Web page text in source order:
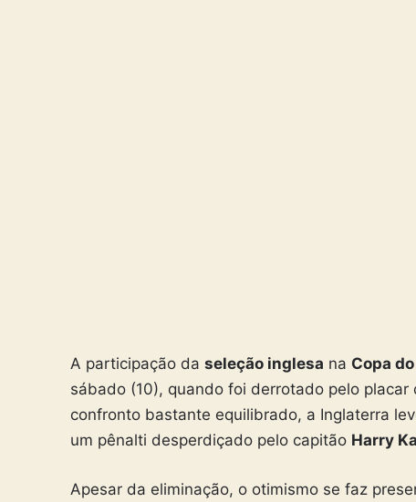
A participação da seleção inglesa na Copa
sábado (10), quando foi derrotado pelo placar
confronto bastante equilibrado, a Inglaterra
um pênalti desperdiçado pelo capitão Harry
Apesar da eliminação, o otimismo se faz